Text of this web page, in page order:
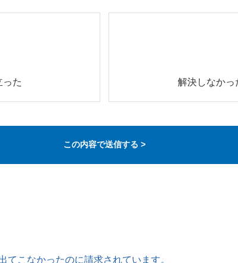
った 解決しなかっ
こなかったのに請求されています。